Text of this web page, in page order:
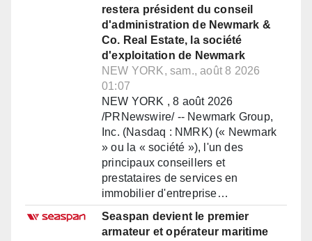
restera président du conseil
d'administration de Newmark &
Co. Real Estate, la société
d'exploitation de Newmark
NEW YORK, sam., août 8 2026
01:07
NEW YORK , 8 août 2026
/PRNewswire/ -- Newmark Group,
Inc. (Nasdaq : NMRK) (« Newmark
» ou la « société »), l'un des
principaux conseillers et
prestataires de services en
immobilier d'entreprise…
Seaspan devient le premier
armateur et opérateur maritime